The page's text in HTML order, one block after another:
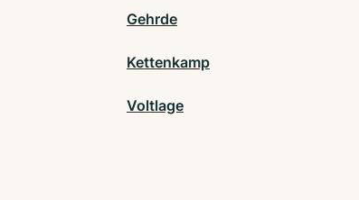
Gehrde
Kettenkamp
Voltlage